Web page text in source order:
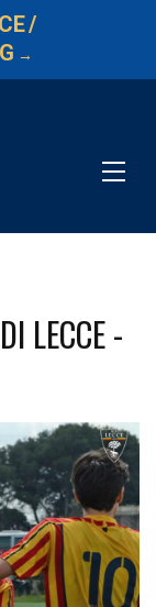
/
→
LECCE -